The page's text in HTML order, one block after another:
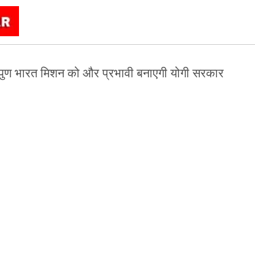
Bihar
भारत मिशन को और प्रभावी बनाएगी योगी सरकार